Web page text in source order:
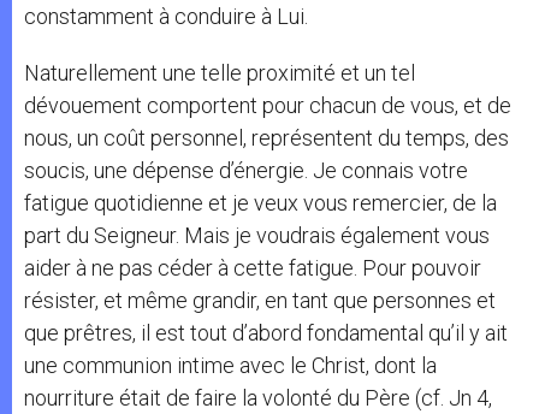
constamment à conduire à Lui.
Naturellement une telle proximité et un tel
dévouement comportent pour chacun de vous, et de
nous, un coût personnel, représentent du temps, des
soucis, une dépense d’énergie. Je connais votre
fatigue quotidienne et je veux vous remercier, de la
part du Seigneur. Mais je voudrais également vous
aider à ne pas céder à cette fatigue. Pour pouvoir
résister, et même grandir, en tant que personnes et
que prêtres, il est tout d’abord fondamental qu’il y ait
une communion intime avec le Christ, dont la
nourriture était de faire la volonté du Père (cf. Jn 4,